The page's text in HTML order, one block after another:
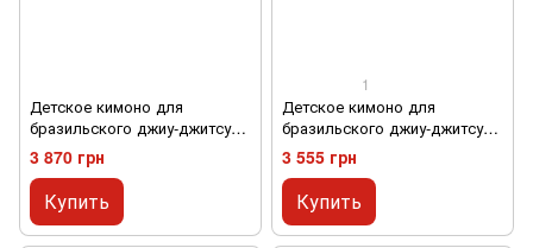
Детское кимоно для
бразильского джиу-джитсу
Tatami Elements Superlite
Черное M000
3 870 грн
Купить
1
Детское кимоно для
бразильского джиу-джитсу
Tatami Nova Absolute Белое
M00
3 555 грн
Купить